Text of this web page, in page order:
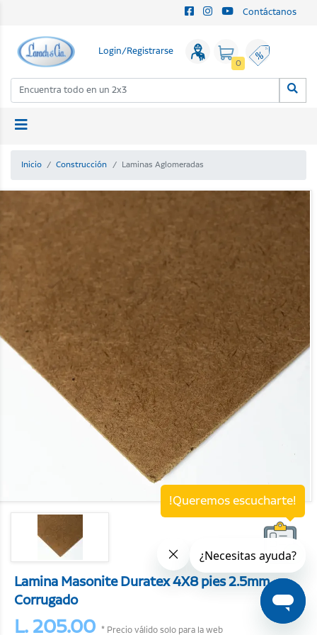
Contáctanos
Login/Registrarse
0
Inicio Construcción Laminas Aglomeradas
Lamina Masonite Duratex 4X8 pies 2.5mm
Corrugado
L. 205.00 * Precio válido solo para la web
!Queremos escucharte!